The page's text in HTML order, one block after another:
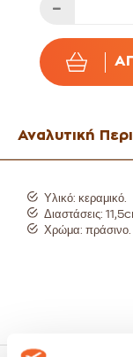
Αναλυτική
Υλικό: κεραμικό.
Διαστάσεις:
Χρώμα: πράσινο.